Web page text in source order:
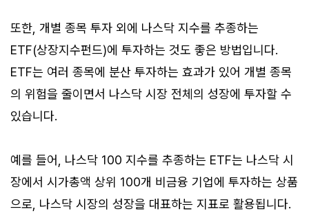
또한, 개별 종목 투자 외에 나스닥 지수를 추종하는
ETF(상장지수펀드)에 투자하는 것도 좋은 방법입니다.
ETF는 여러 종목에 분산 투자하는 효과가 있어 개별 종목
의 위험을 줄이면서 나스닥 시장 전체의 성장에 투자할 수
있습니다.
예를 들어, 나스닥 100 지수를 추종하는 ETF는 나스닥 시
장에서 시가총액 상위 100개 비금융 기업에 투자하는 상품
으로, 나스닥 시장의 성장을 대표하는 지표로 활용됩니다.